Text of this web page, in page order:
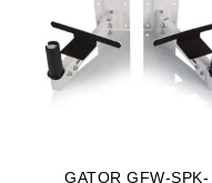
GATOR GFW-SPK-